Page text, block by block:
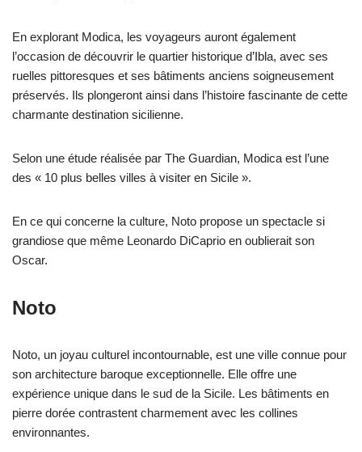
En explorant Modica, les voyageurs auront également
l’occasion de découvrir le quartier historique d’Ibla, avec ses
ruelles pittoresques et ses bâtiments anciens soigneusement
préservés. Ils plongeront ainsi dans l’histoire fascinante de cette
charmante destination sicilienne.
Selon une étude réalisée par The Guardian, Modica est l’une
des « 10 plus belles villes à visiter en Sicile ».
En ce qui concerne la culture, Noto propose un spectacle si
grandiose que même Leonardo DiCaprio en oublierait son
Oscar.
Noto
Noto, un joyau culturel incontournable, est une ville connue pour
son architecture baroque exceptionnelle. Elle offre une
expérience unique dans le sud de la Sicile. Les bâtiments en
pierre dorée contrastent charmement avec les collines
environnantes.